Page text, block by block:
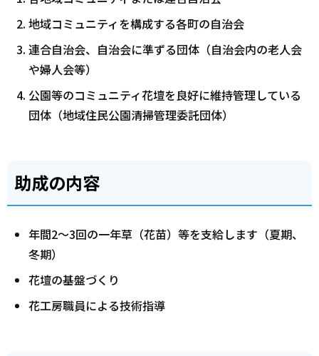
地域コミュニティを構成する各町の自治会
連合自治会、自治会に準ずる団体（自治会内の老人会
や婦人会等）
公園等のコミュニティ花壇を良好に維持管理している
団体（地域住民公園清掃管理委託団体）
助成の内容
年間2～3回の一年草（花苗）等を支給します（夏期、
冬期）
花壇の基盤づくり
花工房職員による技術指導